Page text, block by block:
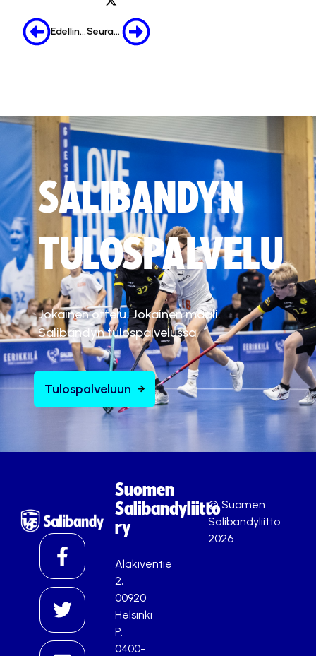
Edellinen Seuraava
SALIBANDYN
TULOSPALVELU
Jokainen ottelu. Jokainen maali.
Salibandyn tulospalvelussa.
Tulospalveluun
Suomen
Salibandyliitto
ry
Alakiventie
2,
00920
Helsinki
P.
0400-
© Suomen
Salibandyliitto
2026